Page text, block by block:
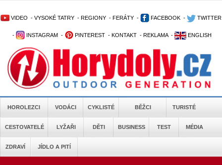
VIDEO - VYSOKÉ TATRY - REGIONY - FERÁTY - FACEBOOK - TWITTER
- INSTAGRAM - PINTEREST - KONTAKT - REKLAMA - ENGLISH
HOROLEZCI VODÁCI CYKLISTÉ BĚŽCI TURISTÉ
CESTOVATELÉ LYŽAŘI DĚTI BUSINESS TEST MÉDIA
ZDRAVÍ JÍDLO A PITÍ